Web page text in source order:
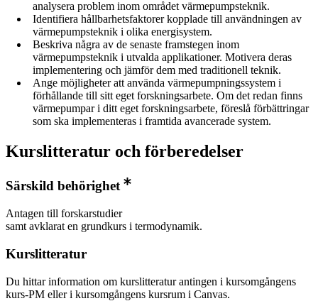
analysera problem inom området värmepumpsteknik.
Identifiera hållbarhetsfaktorer kopplade till användningen av
värmepumpsteknik i olika energisystem.
Beskriva några av de senaste framstegen inom
värmepumpsteknik i utvalda applikationer. Motivera deras
implementering och jämför dem med traditionell teknik.
Ange möjligheter att använda värmepumpningssystem i
förhållande till sitt eget forskningsarbete. Om det redan finns
värmepumpar i ditt eget forskningsarbete, föreslå förbättringar
som ska implementeras i framtida avancerade system.
Kurslitteratur och förberedelser
Särskild behörighet
Antagen till forskarstudier
samt avklarat en grundkurs i termodynamik.
Kurslitteratur
Du hittar information om kurslitteratur antingen i kursomgångens
kurs-PM eller i kursomgångens kursrum i Canvas.